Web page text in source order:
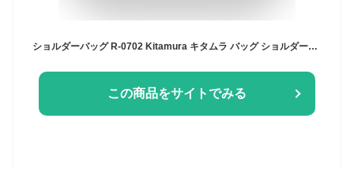
ショルダーバッグ R-0702 Kitamura キタムラ バッグ ショルダーバッグ ブルー ベージュ ブラック ネイビー パープル【先行予約】*【送料無料】[Rakuten Fashion]
この商品をサイトでみる